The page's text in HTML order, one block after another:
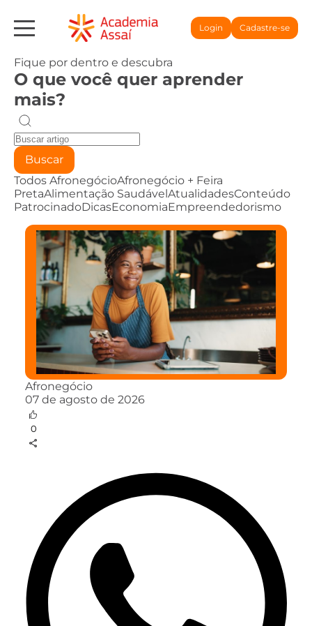
Login Cadastre-se
Fique por dentro e descubra
O que você quer aprender
mais?
Buscar
Todos AfronegócioAfronegócio + Feira
PretaAlimentação SaudávelAtualidadesConteúdo
PatrocinadoDicasEconomiaEmpreendedorismo
Afronegócio
07 de agosto de 2026
0